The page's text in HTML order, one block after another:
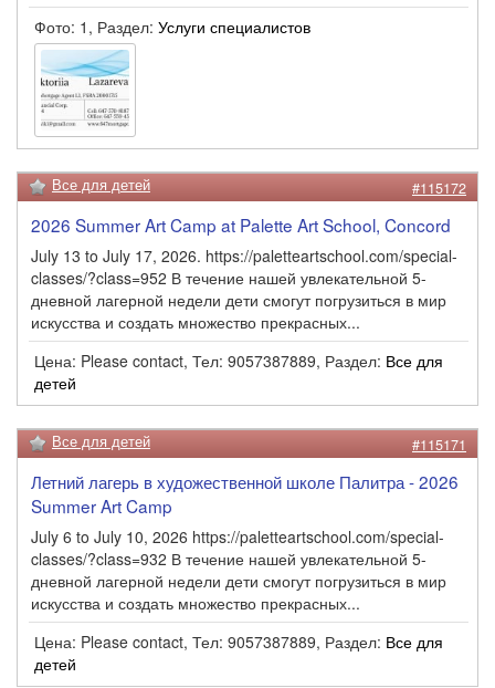
Фото: 1, Раздел: Услуги специалистов
Все для детей #115172
2026 Summer Art Camp at Palette Art School, Concord
July 13 to July 17, 2026. https://paletteartschool.com/special-
classes/?class=952 В течение нашей увлекательной 5-
дневной лагерной недели дети смогут погрузиться в мир
искусства и создать множество прекрасных...
Цена: Please contact, Тел: 9057387889, Раздел: Все для
детей
Все для детей #115171
Летний лагерь в художественной школе Палитра - 2026
Summer Art Camp
July 6 to July 10, 2026 https://paletteartschool.com/special-
classes/?class=932 В течение нашей увлекательной 5-
дневной лагерной недели дети смогут погрузиться в мир
искусства и создать множество прекрасных...
Цена: Please contact, Тел: 9057387889, Раздел: Все для
детей